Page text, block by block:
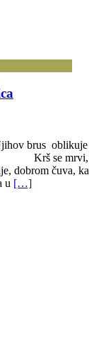
brus oblikuje
Krš se mrvi,
dobrom čuva, ka
u […]